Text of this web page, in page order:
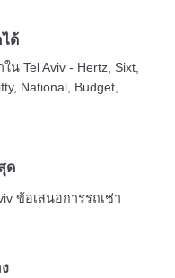
ด้
Tel Aviv - Hertz, Sixt,
National, Budget,
ด
ข้อเสนอการรถเช่า